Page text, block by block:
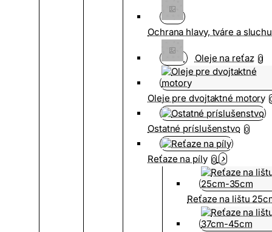
Ochrana hlavy, tváre a sluchu
Oleje na reťaz 0
Oleje pre dvojtaktné motory
Ostatné príslušenstvo 0
Reťaze na píly 0
Reťaze na lištu